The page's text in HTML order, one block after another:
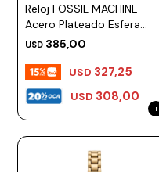
Reloj FOSSIL MACHINE
Acero Plateado Esfera
42mm
USD 385,00
USD 308,00
USD 327,25